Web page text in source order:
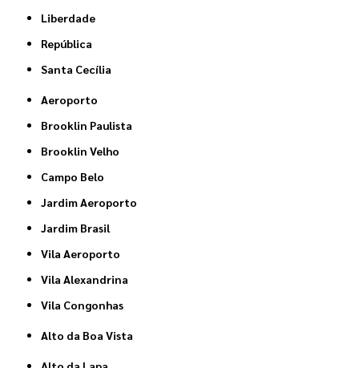
Liberdade
República
Santa Cecília
Aeroporto
Brooklin Paulista
Brooklin Velho
Campo Belo
Jardim Aeroporto
Jardim Brasil
Vila Aeroporto
Vila Alexandrina
Vila Congonhas
Alto da Boa Vista